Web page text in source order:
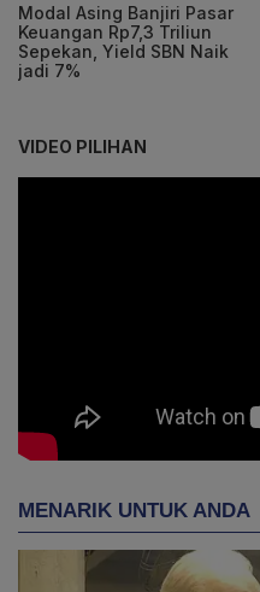
Modal Asing Banjiri Pasar
Keuangan Rp7,3 Triliun
Sepekan, Yield SBN Naik
jadi 7%
VIDEO PILIHAN